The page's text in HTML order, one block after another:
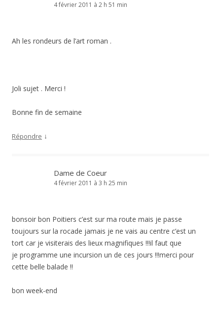
4 février 2011 à 2 h 51 min
Ah les rondeurs de l’art roman .
Joli sujet . Merci !
Bonne fin de semaine
Répondre ↓
Dame de Coeur
4 février 2011 à 3 h 25 min
bonsoir bon Poitiers c’est sur ma route mais je passe
toujours sur la rocade jamais je ne vais au centre c’est un
tort car je visiterais des lieux magnifiques !!!il faut que
je programme une incursion un de ces jours !!!merci pour
cette belle balade !!
bon week-end